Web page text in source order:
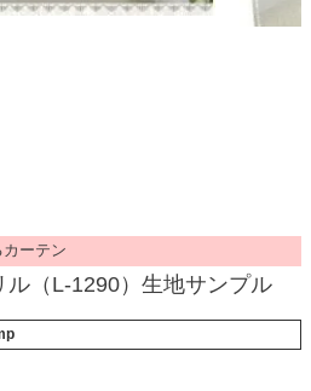
ーテン
（L-1290）生地サンプル